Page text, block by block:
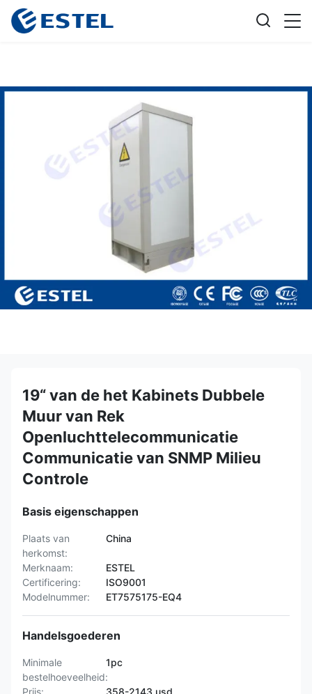
19“ van de het Kabinets Dubbele
Muur van Rek
Openluchttelecommunicatie
Communicatie van SNMP Milieu
Controle
Basis eigenschappen
Plaats van
herkomst:
China
Merknaam:
ESTEL
Certificering:
ISO9001
Modelnummer:
ET7575175-EQ4
Handelsgoederen
Minimale
bestelhoeveelheid:
1pc
Prijs:
358-2143 usd